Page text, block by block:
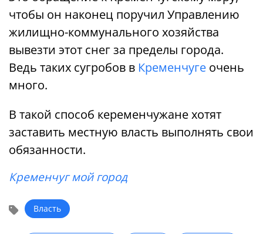
чтобы он наконец поручил Управлению
жилищно-коммунального хозяйства
вывезти этот снег за пределы города.
Ведь таких сугробов в Кременчуге очень
много.
В такой способ кеременчужане хотят
заставить местную власть выполнять свои
обязанности.
Кременчуг мой город
Власть